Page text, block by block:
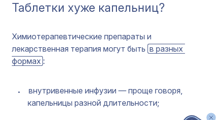
Таблетки хуже капельниц?
Химиотерапевтические препараты и
лекарственная терапия могут быть в разных
формах :
внутривенные инфузии — проще говоря,
капельницы разной длительности;